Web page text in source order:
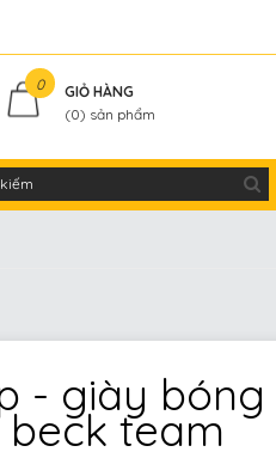
0
GIỎ HÀNG
(0) sản phẩm
- giày bóng
team